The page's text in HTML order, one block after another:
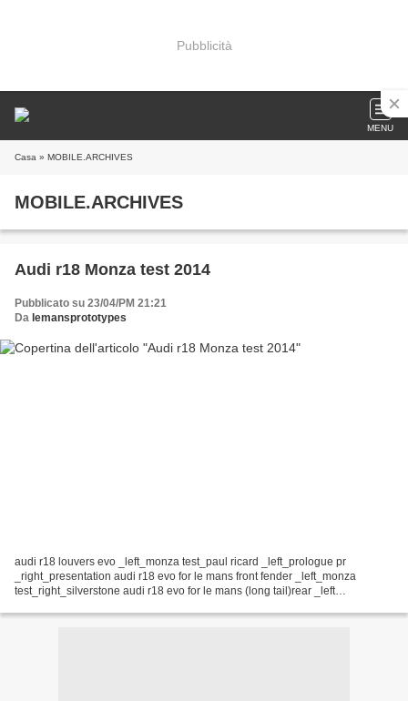
Pubblicità
MENU
Casa » MOBILE.ARCHIVES
MOBILE.ARCHIVES
Audi r18 Monza test 2014
Pubblicato su 23/04/PM 21:21
Da lemansprototypes
audi r18 louvers evo _left_monza test_paul ricard _left_prologue pr
_right_presentation audi r18 evo for le mans front fender _left_monza
test_right_silverstone audi r18 evo for le mans (long tail)rear _left